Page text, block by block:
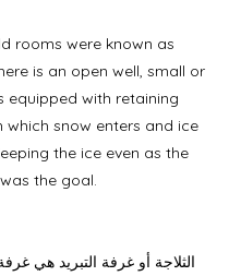
rooms were known as
is an open well, small or
equipped with retaining
which snow enters and ice
the ice even as the
the goal.
الثلاجة أو غرفة التبريد هي